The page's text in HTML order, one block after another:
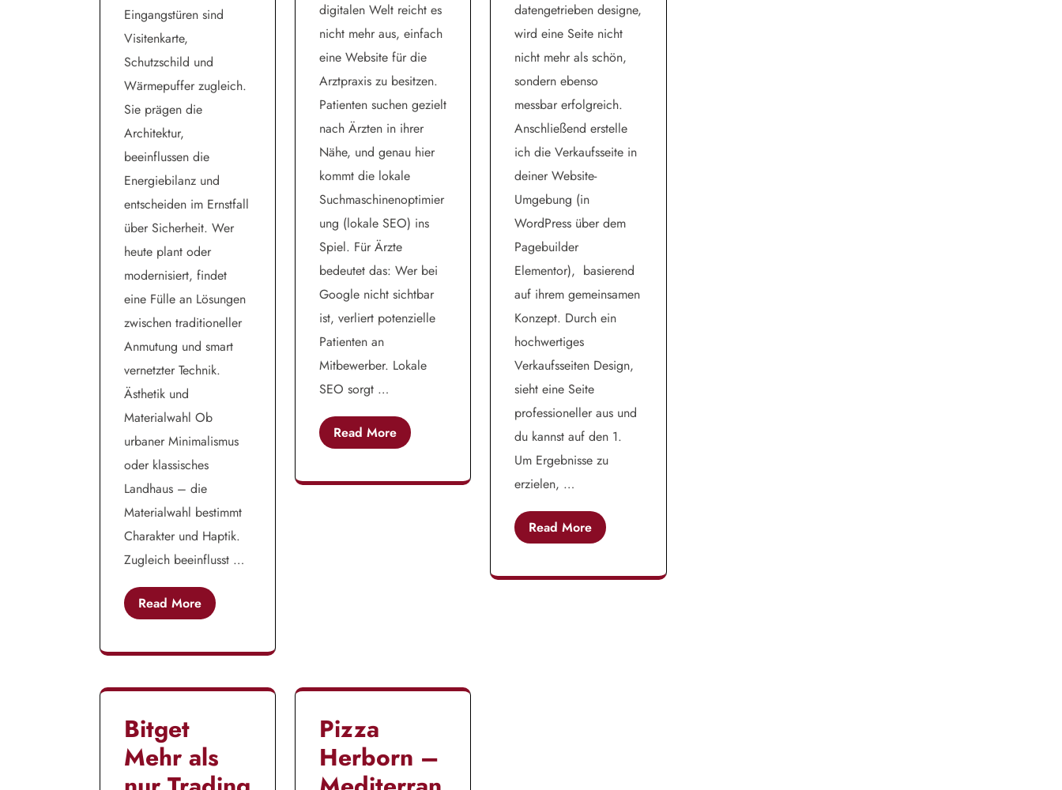
Eingangstüren sind
Visitenkarte,
Schutzschild und
Wärmepuffer zugleich.
Sie prägen die
Architektur,
beeinflussen die
Energiebilanz und
entscheiden im Ernstfall
über Sicherheit. Wer
heute plant oder
modernisiert, findet
eine Fülle an Lösungen
zwischen traditioneller
Anmutung und smart
vernetzter Technik.
Ästhetik und
Materialwahl Ob
urbaner Minimalismus
oder klassisches
Landhaus – die
Materialwahl bestimmt
Charakter und Haptik.
Zugleich beeinflusst …
Read More
digitalen Welt reicht es
nicht mehr aus, einfach
eine Website für die
Arztpraxis zu besitzen.
Patienten suchen gezielt
nach Ärzten in ihrer
Nähe, und genau hier
kommt die lokale
Suchmaschinenoptimier
ung (lokale SEO) ins
Spiel. Für Ärzte
bedeutet das: Wer bei
Google nicht sichtbar
ist, verliert potenzielle
Patienten an
Mitbewerber. Lokale
SEO sorgt …
Read More
datengetrieben designe,
wird eine Seite nicht
nicht mehr als schön,
sondern ebenso
messbar erfolgreich.
Anschließend erstelle
ich die Verkaufsseite in
deiner Website-
Umgebung (in
WordPress über dem
Pagebuilder
Elementor), basierend
auf ihrem gemeinsamen
Konzept. Durch ein
hochwertiges
Verkaufsseiten Design,
sieht eine Seite
professioneller aus und
du kannst auf den 1.
Um Ergebnisse zu
erzielen, …
Read More
Bitget
Mehr als
Pizza
Herborn –